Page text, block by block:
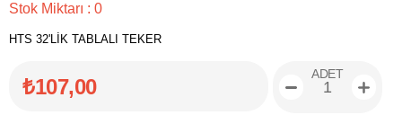
Stok Miktarı : 0
HTS 32'LİK TABLALI TEKER
₺107,00
ADET